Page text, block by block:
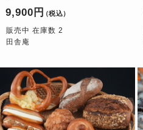
9,900円 （税込）
販売中 在庫数 2
田舎庵